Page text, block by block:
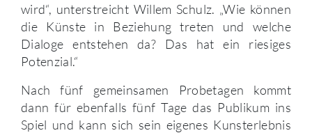
wird“, unterstreicht Willem Schulz. „Wie können
die Künste in Beziehung treten und welche
Dialoge entstehen da? Das hat ein riesiges
Potenzial.“
Nach fünf gemeinsamen Probetagen kommt
dann für ebenfalls fünf Tage das Publikum ins
Spiel und kann sich sein eigenes Kunsterlebnis